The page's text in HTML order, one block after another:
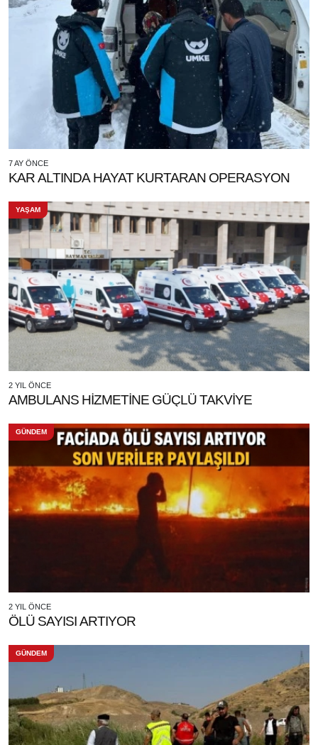
7 AY ÖNCE
KAR ALTINDA HAYAT KURTARAN OPERASYON
YAŞAM
2 YIL ÖNCE
AMBULANS HİZMETİNE GÜÇLÜ TAKVİYE
GÜNDEM
2 YIL ÖNCE
ÖLÜ SAYISI ARTIYOR
GÜNDEM